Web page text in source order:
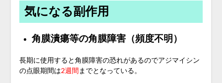
気になる副作用
角膜潰瘍等の角膜障害（頻度不明）
長期に使用すると角膜障害の恐れがあるのでアジマイシン
の点眼期間は2週間 までとなっている。